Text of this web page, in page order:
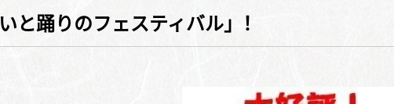
と踊りのフェスティバル」！